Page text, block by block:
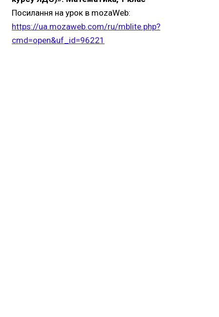
Посилання на урок в mozaWeb:
https://ua.mozaweb.com/ru/mblite.php?
cmd=open&uf_id=96221